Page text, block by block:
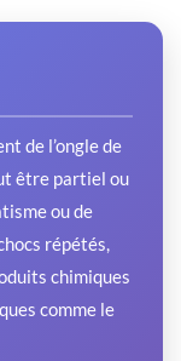
de l’ongle de
être partiel ou
ou de
répétés,
chimiques
comme le